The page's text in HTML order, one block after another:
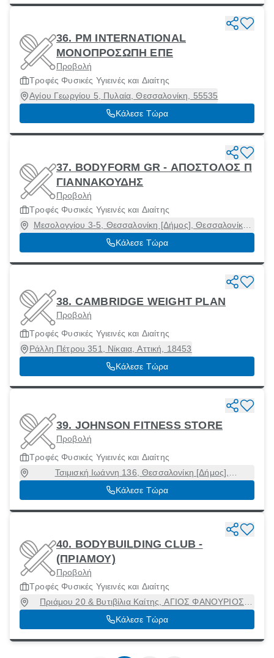
36. PM INTERNATIONAL
ΜΟΝΟΠΡΟΣΩΠΗ ΕΠΕ
Προβολή
Τροφές Φυσικές Υγιεινές και Διαίτης
Αγίου Γεωργίου 5, Πυλαία, Θεσσαλονίκη, 55535
Κάλεσε Τώρα
37. BODYFORM GR - ΑΠΟΣΤΟΛΟΣ Π
ΓΙΑΝΝΑΚΟΥΔΗΣ
Προβολή
Τροφές Φυσικές Υγιεινές και Διαίτης
Μεσολογγίου 3-5, Θεσσαλονίκη [Δήμος], Θεσσαλονίκη,
54453
Κάλεσε Τώρα
38. CAMBRIDGE WEIGHT PLAN
Προβολή
Τροφές Φυσικές Υγιεινές και Διαίτης
Ράλλη Πέτρου 351, Νίκαια, Αττική, 18453
Κάλεσε Τώρα
39. JOHNSON FITNESS STORE
Προβολή
Τροφές Φυσικές Υγιεινές και Διαίτης
Τσιμισκή Ιωάννη 136, Θεσσαλονίκη [Δήμος],
Θεσσαλονίκη, 54621
Κάλεσε Τώρα
40. BODYBUILDING CLUB -
(ΠΡΙΑΜΟΥ)
Προβολή
Τροφές Φυσικές Υγιεινές και Διαίτης
Πριάμου 20 & Βυτιβίλια Καίτης, ΑΓΙΟΣ ΦΑΝΟΥΡΙΟΣ
ΙΛΙΟΥ, Ίλιον, Αττική, 13122
Κάλεσε Τώρα